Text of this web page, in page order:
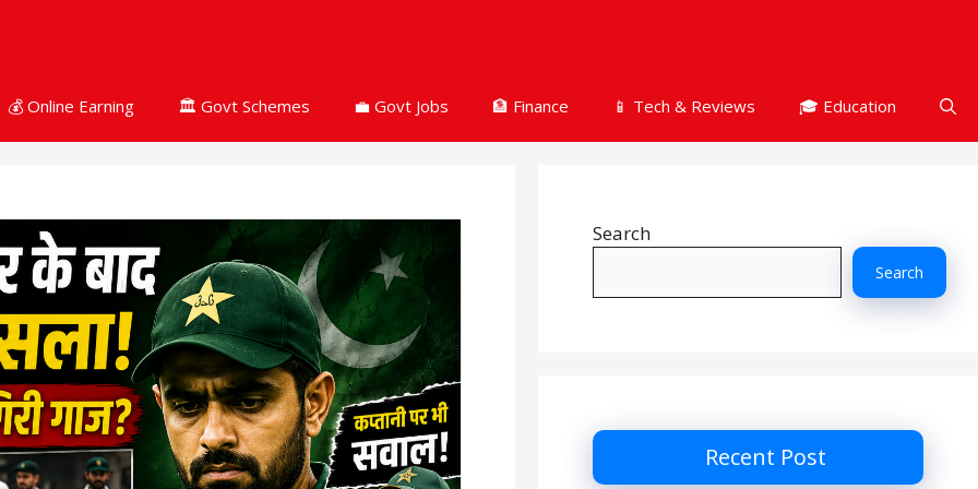
💰 Online Earning 🏛 Govt Schemes 💼 Govt Jobs 🏦 Finance 📱 Tech & Reviews 🎓 Education
Search
Search
Recent Post